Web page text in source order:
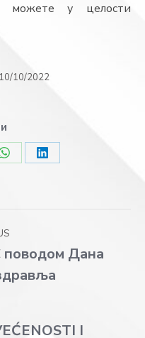
можете у целости
10/10/2022
Share
Share
Дана
I